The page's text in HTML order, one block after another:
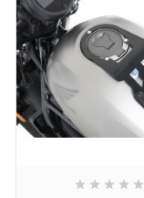
    